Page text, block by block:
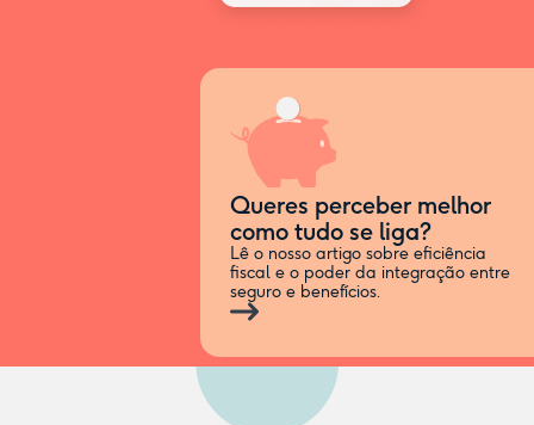
Queres perceber melhor
como tudo se liga?
Lê o nosso artigo sobre eficiência
fiscal e o poder da integração entre
seguro e benefícios.